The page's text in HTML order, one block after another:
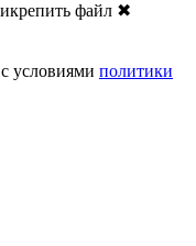
файл ✖
условиями политики